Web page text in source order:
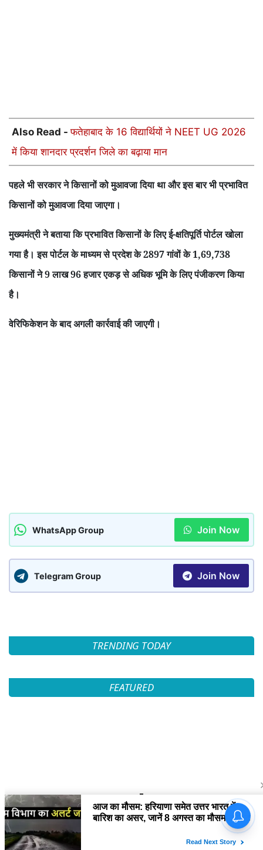
Also Read -फतेहाबाद के 16 विद्यार्थियों ने NEET UG 2026
में किया शानदार प्रदर्शन जिले का बढ़ाया मान
पहले भी सरकार ने किसानों को मुआवजा दिया था और इस बार भी प्रभावित
किसानों को मुआवजा दिया जाएगा।
मुख्यमंत्री ने बताया कि प्रभावित किसानों के लिए ई-क्षतिपूर्ति पोर्टल खोला
गया है। इस पोर्टल के माध्यम से प्रदेश के 2897 गांवों के 1,69,738
किसानों ने 9 लाख 96 हजार एकड़ से अधिक भूमि के लिए पंजीकरण किया
है।
वेरिफिकेशन के बाद अगली कार्रवाई की जाएगी।
WhatsApp Group Join Now
Telegram Group Join Now
TRENDING TODAY
FEATURED